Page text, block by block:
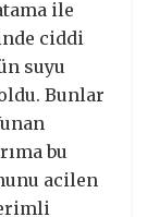
ile
ciddi
suyu
Bunlar
bu
acilen